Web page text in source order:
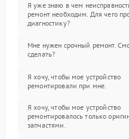
Я уже знаю в чем
ремонт необходим. Для чего
диагностику?
Мне нужен срочный ремонт.
сделать?
Я хочу, чтобы мое устройство
ремонтировали при мне.
Я хочу, чтобы мое устройство
ремонтировалось только
запчастями.